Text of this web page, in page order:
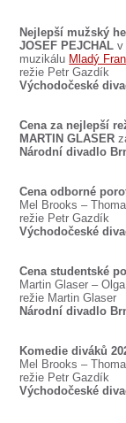
Nejlepší mužský
JOSEF PEJCHAL v
muzikálu Mladý
režie Petr Gazdík
Východočeské
Cena za nejlepší
MARTIN GLASER
Národní divadlo
Cena odborné
Mel Brooks –
režie Petr Gazdík
Východočeské
Cena studentské
Martin Glaser –
režie Martin Glaser
Národní divadlo
Komedie diváků
Mel Brooks –
režie Petr Gazdík
Východočeské